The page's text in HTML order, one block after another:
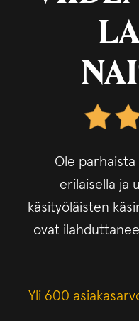
Ole parhaista
erilaisella ja
käsityöläisten
ovat
Yli 600